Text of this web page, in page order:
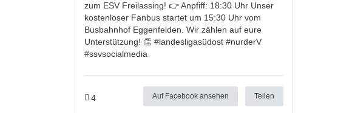
zum ESV Freilassing! 👉 Anpfiff: 18:30 Uhr Unser
kostenloser Fanbus startet um 15:30 Uhr vom
Busbahnhof Eggenfelden. Wir zählen auf eure
Unterstützung! 👏 #landesligasüdost #nurderV
#ssvsocialmedia
4 Auf Facebook ansehen Teilen